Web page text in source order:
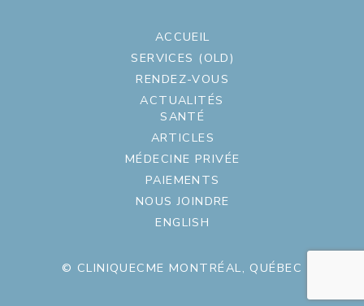
ACCUEIL
SERVICES (OLD)
RENDEZ-VOUS
ACTUALITÉS
SANTÉ
ARTICLES
MÉDECINE PRIVÉE
PAIEMENTS
NOUS JOINDRE
ENGLISH
© CLINIQUECME MONTRÉAL, QUÉBEC